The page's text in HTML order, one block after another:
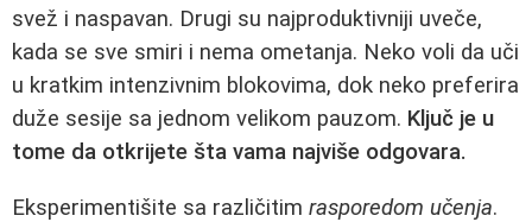
svež i naspavan. Drugi su najproduktivniji uveče,
kada se sve smiri i nema ometanja. Neko voli da uči
u kratkim intenzivnim blokovima, dok neko preferira
duže sesije sa jednom velikom pauzom. Ključ je u
tome da otkrijete šta vama najviše odgovara.
Eksperimentišite sa različitim rasporedom učenja.